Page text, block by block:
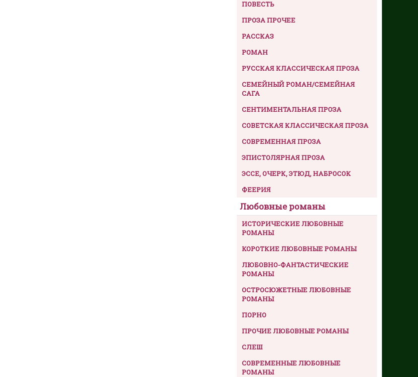
ПОВЕСТЬ
ПРОЗА ПРОЧЕЕ
РАССКАЗ
РОМАН
РУССКАЯ КЛАССИЧЕСКАЯ ПРОЗА
СЕМЕЙНЫЙ РОМАН/СЕМЕЙНАЯ
САГА
СЕНТИМЕНТАЛЬНАЯ ПРОЗА
СОВЕТСКАЯ КЛАССИЧЕСКАЯ ПРОЗА
СОВРЕМЕННАЯ ПРОЗА
ЭПИСТОЛЯРНАЯ ПРОЗА
ЭССЕ, ОЧЕРК, ЭТЮД, НАБРОСОК
ФЕЕРИЯ
Любовные романы
ИСТОРИЧЕСКИЕ ЛЮБОВНЫЕ
РОМАНЫ
КОРОТКИЕ ЛЮБОВНЫЕ РОМАНЫ
ЛЮБОВНО-ФАНТАСТИЧЕСКИЕ
РОМАНЫ
ОСТРОСЮЖЕТНЫЕ ЛЮБОВНЫЕ
РОМАНЫ
ПОРНО
ПРОЧИЕ ЛЮБОВНЫЕ РОМАНЫ
СЛЕШ
СОВРЕМЕННЫЕ ЛЮБОВНЫЕ
РОМАНЫ